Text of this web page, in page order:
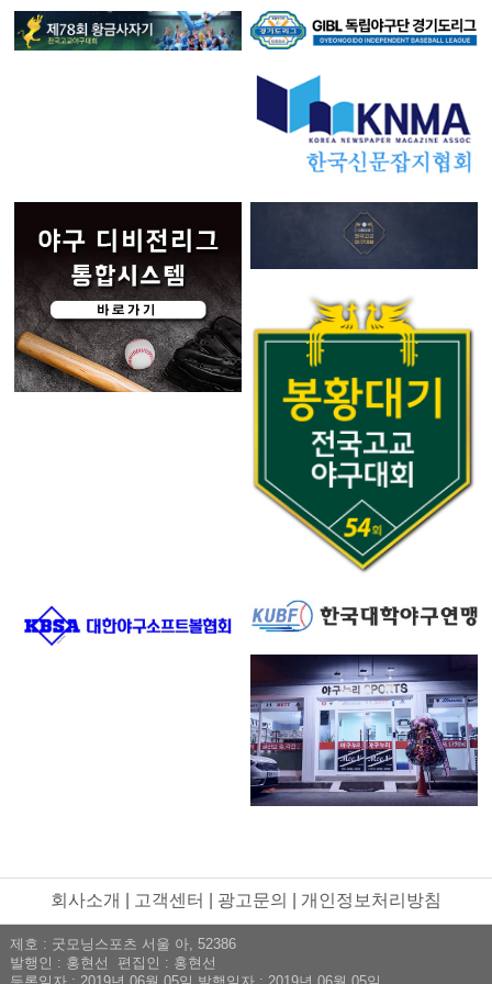
회사소개 고객센터 광고문의 개인정보처리방침
제호 : 굿모닝스포츠 서울 아, 52386
발행인 : 홍현선 편집인 : 홍현선